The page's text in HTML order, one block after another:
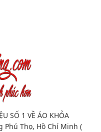
SỐ 1 VỀ ÁO KHỎA
Phú Thọ, Hồ Chí Minh (